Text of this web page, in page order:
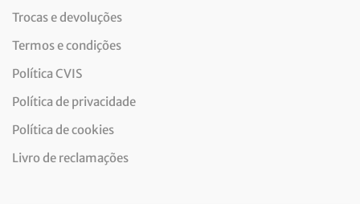
Trocas e devoluções
Termos e condições
Política CVIS
Política de privacidade
Política de cookies
Livro de reclamações